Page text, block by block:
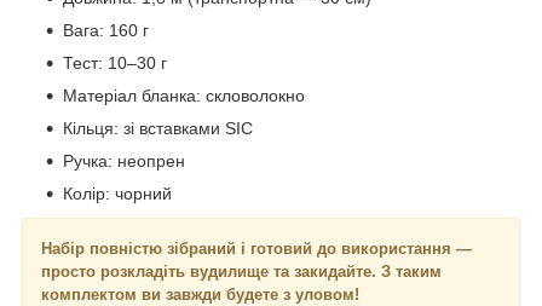
Вага: 160 г
Тест: 10–30 г
Матеріал бланка: скловолокно
Кільця: зі вставками SIC
Ручка: неопрен
Колір: чорний
Набір повністю зібраний і готовий до використання —
просто розкладіть вудилище та закидайте. З таким
комплектом ви завжди будете з уловом!